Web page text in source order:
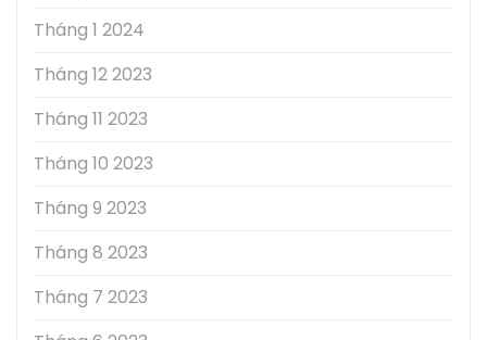
Tháng 1 2024
Tháng 12 2023
Tháng 11 2023
Tháng 10 2023
Tháng 9 2023
Tháng 8 2023
Tháng 7 2023